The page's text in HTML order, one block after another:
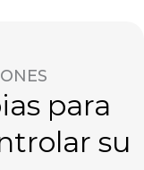
para
su